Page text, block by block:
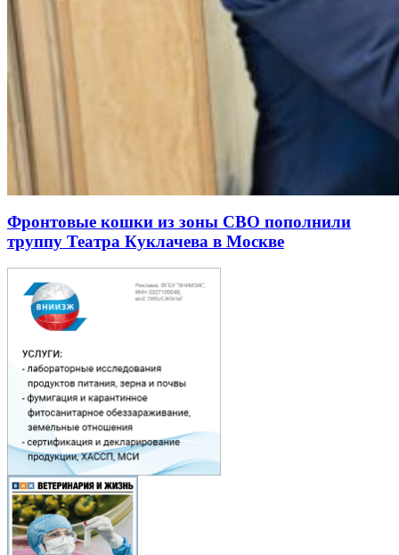
Фронтовые кошки из зоны СВО пополнили
труппу Театра Куклачева в Москве